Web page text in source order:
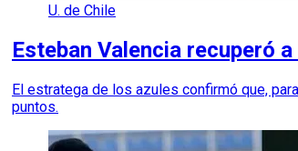
U. de Chile
Esteban Valencia recuperó
El estratega de los azules confirmó que,
puntos.